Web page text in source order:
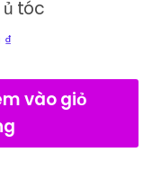
ủ tóc
₫
vào giỏ